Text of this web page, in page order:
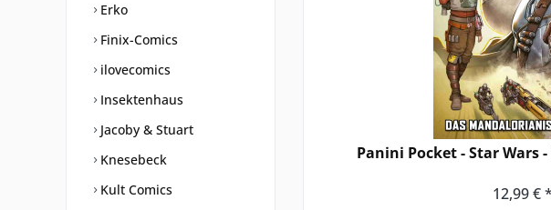
Erko
Finix-Comics
ilovecomics
Insektenhaus
Jacoby & Stuart
Knesebeck
Kult Comics
Panini Pocket - Star Wars
12,99 € *